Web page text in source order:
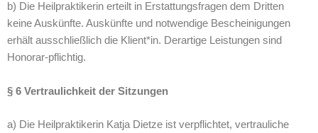
b) Die Heilpraktikerin erteilt in Erstattungsfragen dem Dritten
keine Auskünfte. Auskünfte und notwendige Bescheinigungen
erhält ausschließlich die Klient*in. Derartige Leistungen sind
Honorar-pflichtig.
§ 6 Vertraulichkeit der Sitzungen
a) Die Heilpraktikerin Katja Dietze ist verpflichtet, vertrauliche